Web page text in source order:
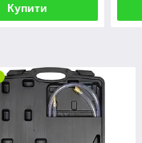
Купити